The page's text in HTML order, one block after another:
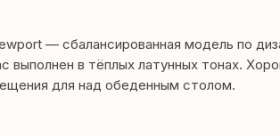
— сбалансированная модель по
выполнен в тёплых латунных тонах.
для над обеденным столом.